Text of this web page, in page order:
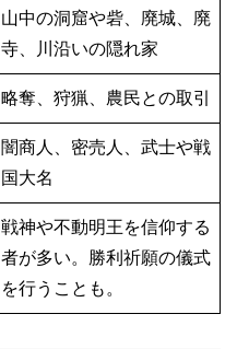
山中の洞窟や砦、廃城、廃
寺、川沿いの隠れ家
略奪、狩猟、農民との取引
闇商人、密売人、武士や戦
国大名
戦神や不動明王を信仰する
者が多い。勝利祈願の儀式
を行うことも。